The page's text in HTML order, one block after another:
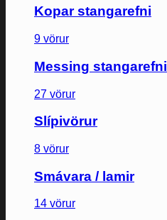
Kopar stangarefni
9 vörur
Messing stangarefni
27 vörur
Slípivörur
8 vörur
Smávara / lamir
14 vörur